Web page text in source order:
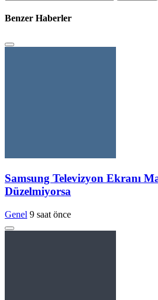
Benzer Haberler
Samsung Televizyon Ekranı
Düzelmiyorsa
Genel 9 saat önce